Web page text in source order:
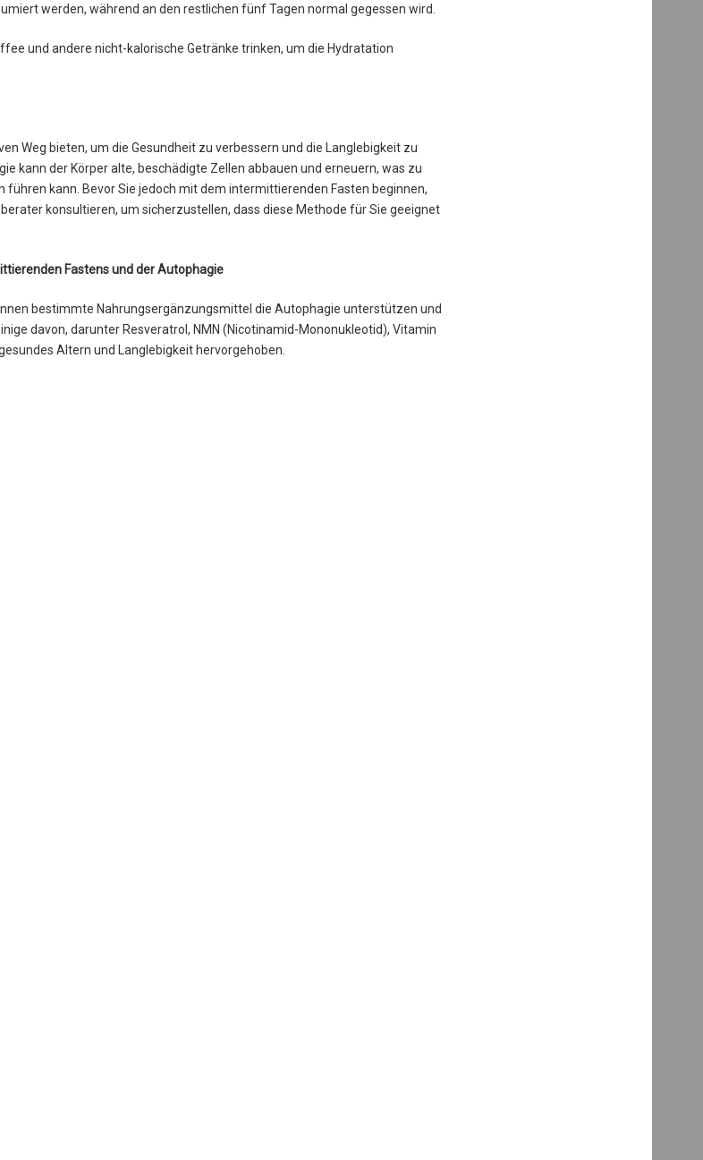
werden, während an den restlichen fünf Tagen normal gegessen wird.
und andere nicht-kalorische Getränke trinken, um die Hydratation
Weg bieten, um die Gesundheit zu verbessern und die Langlebigkeit zu
kann der Körper alte, beschädigte Zellen abbauen und erneuern, was zu
führen kann. Bevor Sie jedoch mit dem intermittierenden Fasten beginnen,
konsultieren, um sicherzustellen, dass diese Methode für Sie geeignet
Fastens und der Autophagie
bestimmte Nahrungsergänzungsmittel die Autophagie unterstützen und
davon, darunter Resveratrol, NMN (Nicotinamid-Mononukleotid), Vitamin
Altern und Langlebigkeit hervorgehoben.